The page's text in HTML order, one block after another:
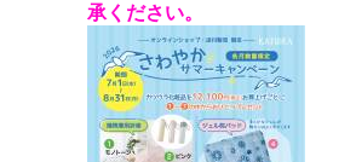
承ください。